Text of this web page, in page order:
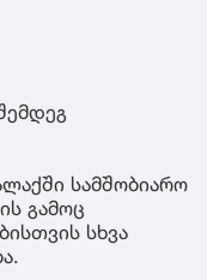
სამშობიარო
გამოც
სხვა